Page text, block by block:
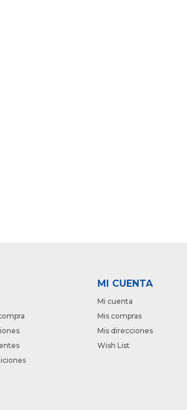
MI CUENTA
Mi cuenta
Mis compras
Mis direcciones
Wish List